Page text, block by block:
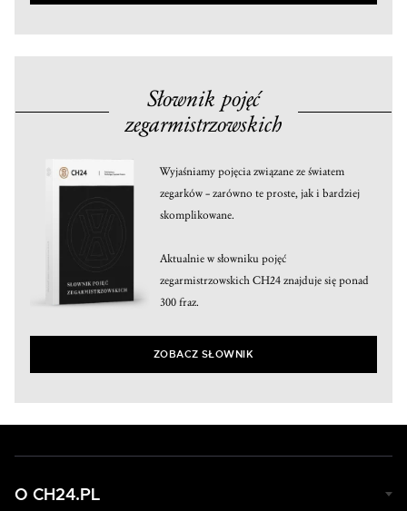
Słownik pojęć
zegarmistrzowskich
Wyjaśniamy pojęcia związane ze światem
zegarków – zarówno te proste, jak i bardziej
skomplikowane.
Aktualnie w słowniku pojęć
zegarmistrzowskich CH24 znajduje się ponad
300 fraz.
ZOBACZ SŁOWNIK
O CH24.PL